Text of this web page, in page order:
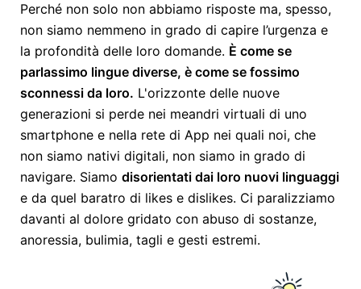
Perché non solo non abbiamo risposte ma, spesso,
non siamo nemmeno in grado di capire l’urgenza e
la profondità delle loro domande. È come se
parlassimo lingue diverse, è come se fossimo
sconnessi da loro. L'orizzonte delle nuove
generazioni si perde nei meandri virtuali di uno
smartphone e nella rete di App nei quali noi, che
non siamo nativi digitali, non siamo in grado di
navigare. Siamo disorientati dai loro nuovi linguaggi
e da quel baratro di likes e dislikes. Ci paralizziamo
davanti al dolore gridato con abuso di sostanze,
anoressia, bulimia, tagli e gesti estremi.